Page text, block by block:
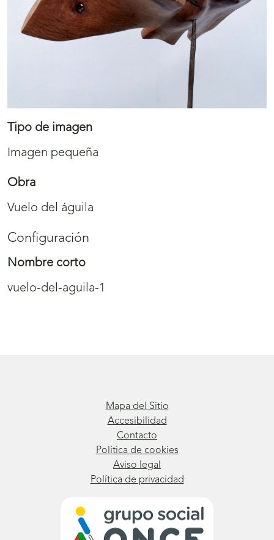
Tipo de imagen
Imagen pequeña
Obra
Vuelo del águila
Configuración
Nombre corto
vuelo-del-aguila-1
Mapa del Sitio
Accesibilidad
Contacto
Política de cookies
Aviso legal
Política de privacidad